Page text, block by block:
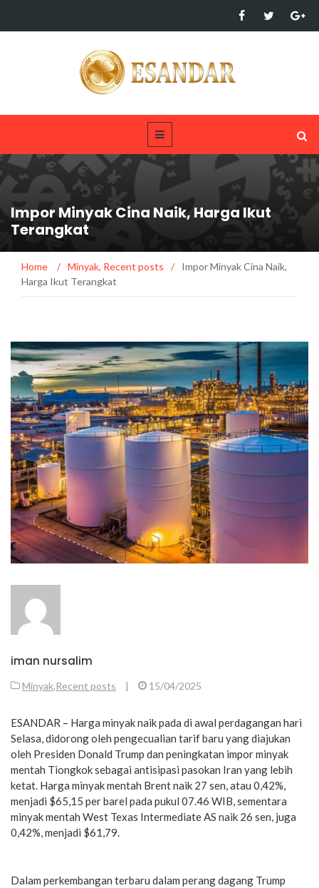
Impor Minyak Cina Naik, Harga Ikut
Terangkat
Home / Minyak, Recent posts /
Impor Minyak Cina Naik,
Harga Ikut Terangkat
iman nursalim
Minyak,Recent posts | 15/04/2025
ESANDAR – Harga minyak naik pada di awal perdagangan hari
Selasa, didorong oleh pengecualian tarif baru yang diajukan
oleh Presiden Donald Trump dan peningkatan impor minyak
mentah Tiongkok sebagai antisipasi pasokan Iran yang lebih
ketat. Harga minyak mentah Brent naik 27 sen, atau 0,42%,
menjadi $65,15 per barel pada pukul 07.46 WIB, sementara
minyak mentah West Texas Intermediate AS naik 26 sen, juga
0,42%, menjadi $61,79.
Dalam perkembangan terbaru dalam perang dagang Trump